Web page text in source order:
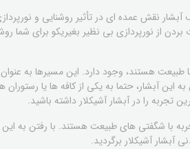
نقش عمده ای در تأثیر روشنایی و
بردن از نورپردازی بی نظیر بغیریکو برای شما
طبیعت هستند، وجود دارد. این مسیرها به
این آبشار، حتما به یکی از کافه ها یا رستوران
تجربه را در آبشار آشیکلار داشته باشید.
با شگفتی های طبیعت هستند. با رفتن به این
آشیکلار برگردید.